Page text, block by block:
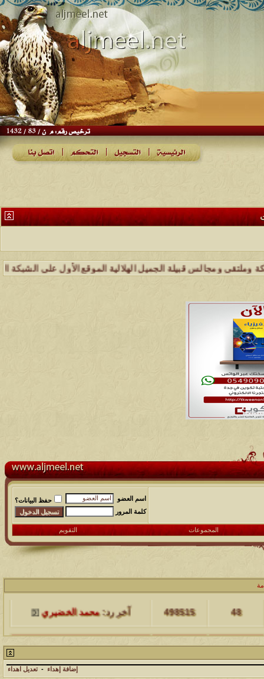
قبيلة الجميل الهلالية الموقع الأول على الشبكة العنكبوتية
اسم العضو
حفظ البيانات؟
كلمة المرور
المجموعات التقويم
مشاركات المشاهدات آخر مشاركة
إضافة إهداء - تعديل اهداء